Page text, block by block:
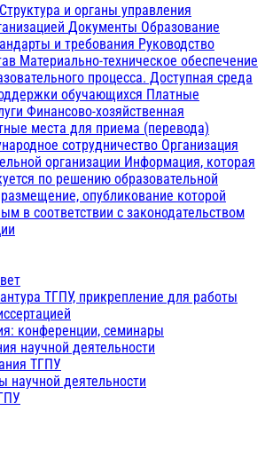
Структура и органы управления
Документы Образование
и требования Руководство
Материально-техническое обеспечение
процесса. Доступная среда
обучающихся Платные
Финансово-хозяйственная
места для приема (перевода)
сотрудничество Организация
организации Информация, которая
по решению образовательной
опубликование которой
в соответствии с законодательством
ТГПУ, прикрепление для работы
конференции, семинары
научной деятельности
ТГПУ
научной деятельности